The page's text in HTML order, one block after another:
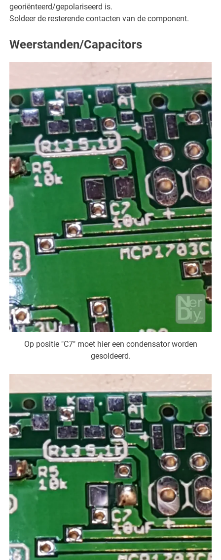
georiënteerd/gepolariseerd is.
Soldeer de resterende contacten van de component.
Weerstanden/Capacitors
Op positie "C7" moet hier een condensator worden
gesoldeerd.